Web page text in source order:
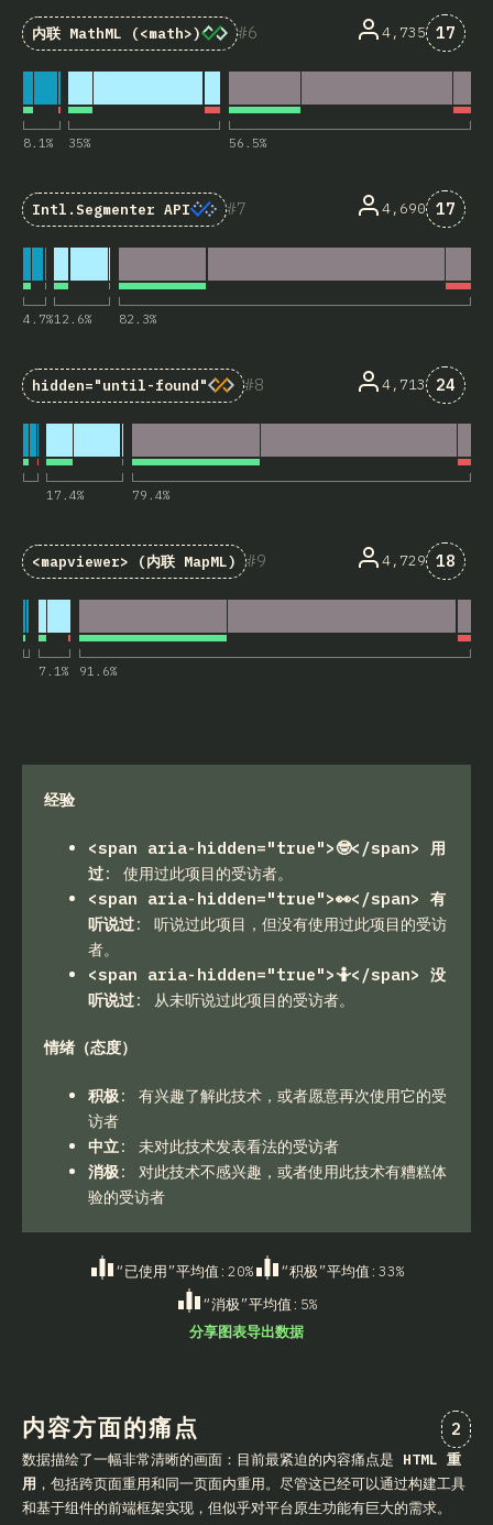
6
内联 MathML (<math>)
8.1% 35% 56.5%
4,735 对
17
7
Intl.Segmenter API
4.7%12.6% 82.3%
4,690 对
17
8
hidden="until-found"
17.4% 79.4%
4,713 对
24
9
<mapviewer> (内联 MapML)
7.1% 91.6%
4,729 对
18
经验
<span aria-hidden="true">🤓</span> 用
过: 使用过此项目的受访者。
<span aria-hidden="true">👀</span> 有
听说过: 听说过此项目，但没有使用过此项目的受访
者。
<span aria-hidden="true">🤷</span> 没
听说过: 从未听说过此项目的受访者。
情绪（态度）
积极: 有兴趣了解此技术，或者愿意再次使用它的受
访者
中立: 未对此技术发表看法的受访者
消极: 对此技术不感兴趣，或者使用此技术有糟糕体
验的受访者
“已使用”平均值 : 20% “积极”平均值 : 33%
“消极”平均值 : 5%
分享图表导出数据
内容方面的痛点 对
2
数据描绘了一幅非常清晰的画面：目前最紧迫的内容痛点是 HTML 重
用 ，包括跨页面重用和同一页面内重用。尽管这已经可以通过构建工具
和基于组件的前端框架实现，但似乎对平台原生功能有巨大的需求。